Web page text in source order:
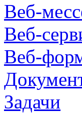
Веб-
Веб-
Веб-
Задачи